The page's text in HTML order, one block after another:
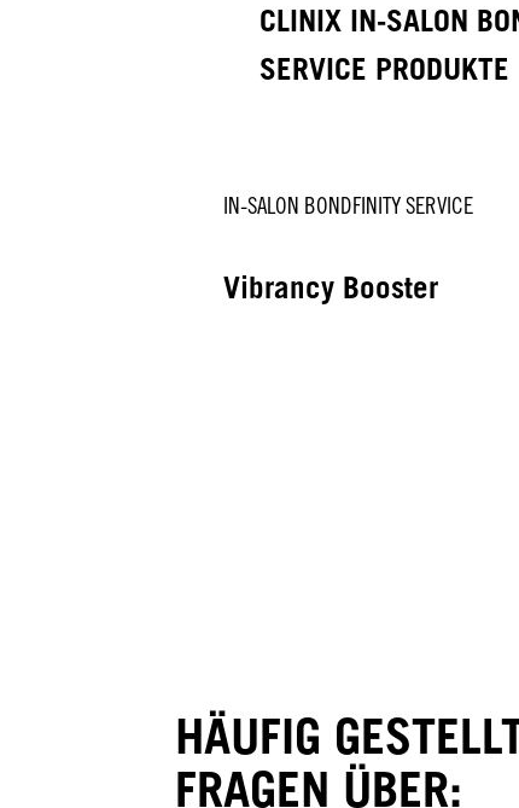
CLINIX IN-SALON
SERVICE PRODUKTE
IN-SALON BONDFINITY SERVICE
Vibrancy Booster
HÄUFIG
FRAGEN ÜBER: